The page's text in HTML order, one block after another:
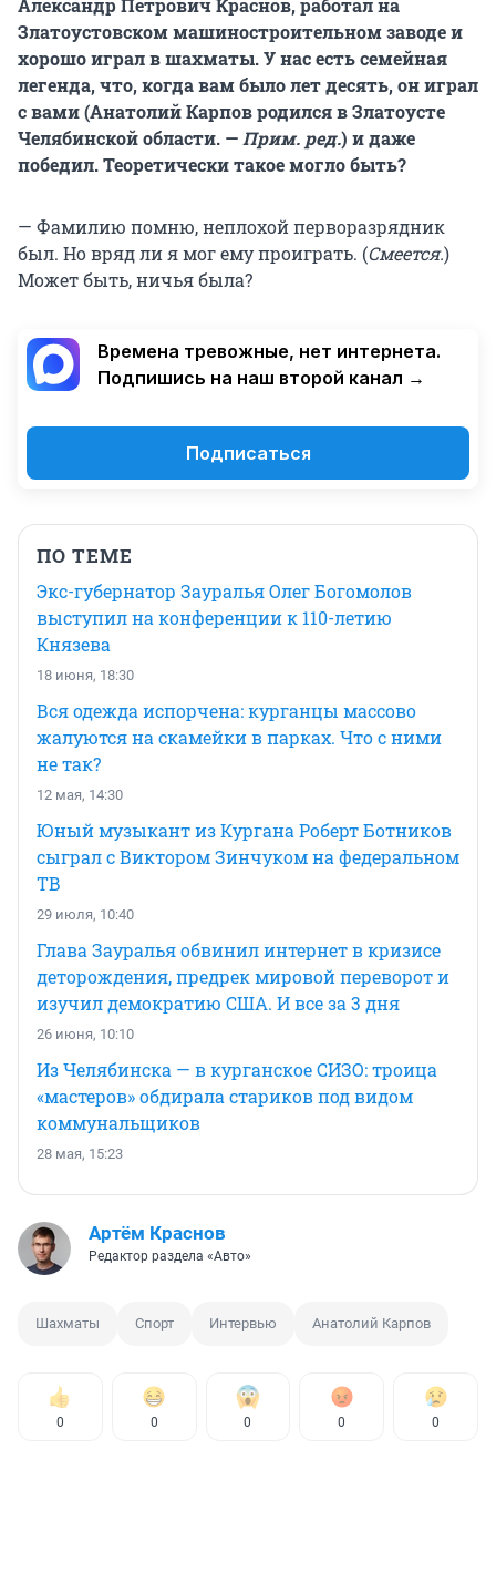
Александр Петрович Краснов, работал на
Златоустовском машиностроительном заводе и
хорошо играл в шахматы. У нас есть семейная
легенда, что, когда вам было лет десять, он играл
с вами (Анатолий Карпов родился в Златоусте
Челябинской области. —Прим. ред.) и даже
победил. Теоретически такое могло быть?
— Фамилию помню, неплохой перворазрядник
был. Но вряд ли я мог ему проиграть. (Смеется.)
Может быть, ничья была?
Времена тревожные, нет интернета.
Подпишись на наш второй канал →
Подписаться
ПО ТЕМЕ
Экс-губернатор Зауралья Олег Богомолов
выступил на конференции к 110-летию
Князева
18 июня, 18:30
Вся одежда испорчена: курганцы массово
жалуются на скамейки в парках. Что с ними
не так?
12 мая, 14:30
Юный музыкант из Кургана Роберт Ботников
сыграл с Виктором Зинчуком на федеральном
ТВ
29 июля, 10:40
Глава Зауралья обвинил интернет в кризисе
деторождения, предрек мировой переворот и
изучил демократию США. И все за 3 дня
26 июня, 10:10
Из Челябинска — в курганское СИЗО: троица
«мастеров» обдирала стариков под видом
коммунальщиков
28 мая, 15:23
Артём Краснов
Редактор раздела «Авто»
Шахматы Спорт Интервью Анатолий Карпов
0 0 0 0 0